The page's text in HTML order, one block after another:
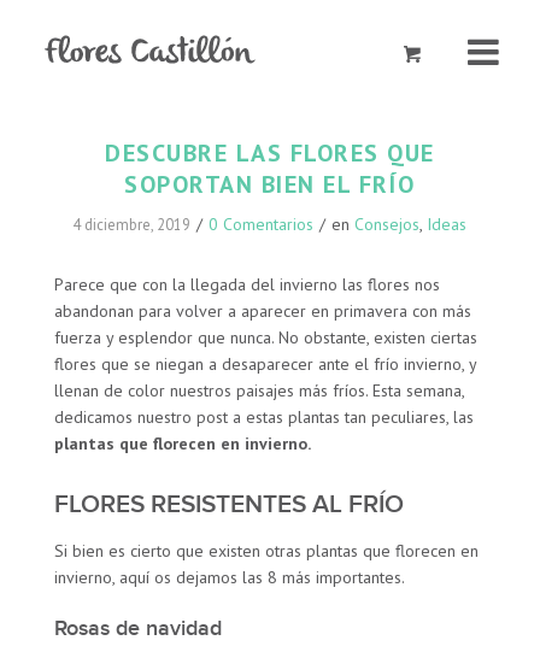
DESCUBRE LAS FLORES QUE
SOPORTAN BIEN EL FRÍO
4 diciembre, 2019 / 0 Comentarios / en Consejos, Ideas
Parece que con la llegada del invierno las flores nos
abandonan para volver a aparecer en primavera con más
fuerza y esplendor que nunca. No obstante, existen ciertas
flores que se niegan a desaparecer ante el frío invierno, y
llenan de color nuestros paisajes más fríos. Esta semana,
dedicamos nuestro post a estas plantas tan peculiares, las
plantas que florecen en invierno.
FLORES RESISTENTES AL FRÍO
Si bien es cierto que existen otras plantas que florecen en
invierno, aquí os dejamos las 8 más importantes.
Rosas de navidad